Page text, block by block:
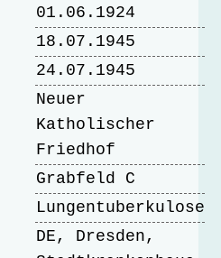
01.06.1924
18.07.1945
24.07.1945
Neuer
Katholischer
Friedhof
Grabfeld C
Lungentuberkulose
DE, Dresden,